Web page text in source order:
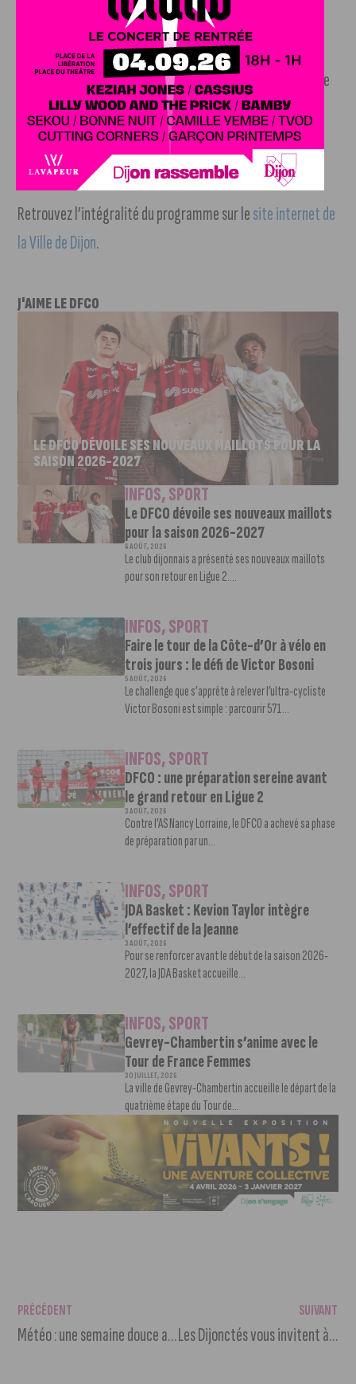
Un festival ouvert à tous
Gratuit et ouvert à tous, le Printemps de l’Europe s’adresse
autant aux passionnés des questions européennes qu’aux
curieux souhaitant découvrir la diversité culturelle et les
initiatives portées à l’échelle du continent.
Retrouvez l’intégralité du programme sur lesite internet de
la Ville de Dijon.
J'AIME LE DFCO
LE DFCO DÉVOILE SES NOUVEAUX MAILLOTS POUR LA
SAISON 2026-2027
INFOS,SPORT
Le DFCO dévoile ses nouveaux maillots
pour la saison 2026-2027
6 AOÛT, 2026
Le club dijonnais a présenté ses nouveaux maillots
pour son retour en Ligue 2....
INFOS,SPORT
Faire le tour de la Côte-d’Or à vélo en
trois jours : le défi de Victor Bosoni
5 AOÛT, 2026
Le challenge que s’apprête à relever l’ultra-cycliste
Victor Bosoni est simple : parcourir 571...
INFOS,SPORT
DFCO : une préparation sereine avant
le grand retour en Ligue 2
3 AOÛT, 2026
Contre l’AS Nancy Lorraine, le DFCO a achevé sa phase
de préparation par un...
INFOS,SPORT
JDA Basket : Kevion Taylor intègre
l’effectif de la Jeanne
3 AOÛT, 2026
Pour se renforcer avant le début de la saison 2026-
2027, la JDA Basket accueille...
INFOS,SPORT
Gevrey-Chambertin s’anime avec le
Tour de France Femmes
30 JUILLET, 2026
La ville de Gevrey-Chambertin accueille le départ de la
quatrième étape du Tour de...
PRÉCÉDENT
Météo : une semaine douce avec quelques instabilités
SUIVANT
Les Dijonctés vous invitent à une nouvelle course